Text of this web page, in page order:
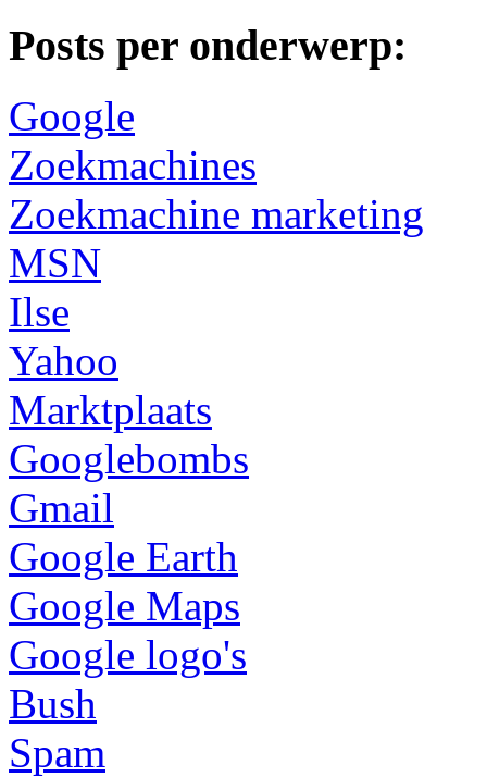
Posts per onderwerp:
Google
Zoekmachines
Zoekmachine marketing
MSN
Ilse
Yahoo
Marktplaats
Googlebombs
Gmail
Google Earth
Google Maps
Google logo's
Bush
Spam